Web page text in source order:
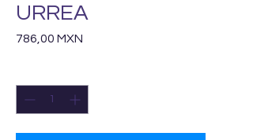
URREA
786,00 MXN